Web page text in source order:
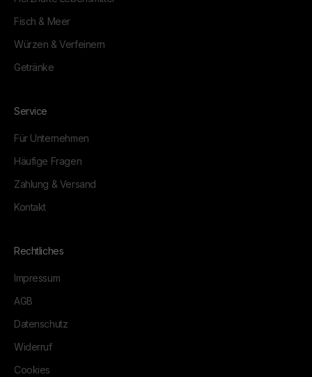
Fisch & Meer
Würzen & Verfeinern
Getränke
Service
Für Unternehmen
Häufige Fragen
Zahlung & Versand
Kontakt
Rechtliches
Impressum
AGB
Datenschutz
Widerruf
Cookies